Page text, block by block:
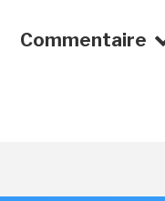
Commentaire